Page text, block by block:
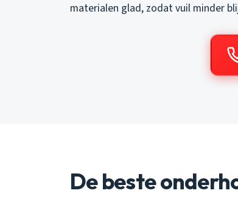
materialen glad, zodat vuil minder
De beste